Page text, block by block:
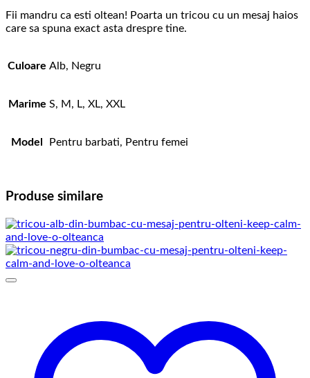
Fii mandru ca esti oltean! Poarta un tricou cu un mesaj haios
care sa spuna exact asta drespre tine.
Culoare Alb, Negru
Marime S, M, L, XL, XXL
Model Pentru barbati, Pentru femei
Produse similare